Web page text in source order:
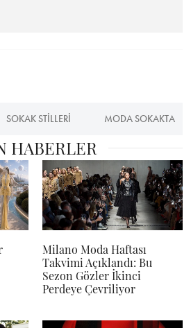
SOKAK STILLERI MODA SOKAKTA
HABERLER
Milano Moda Haftası
Takvimi Açıklandı: Bu
Sezon Gözler İkinci
Perdeye Çevriliyor